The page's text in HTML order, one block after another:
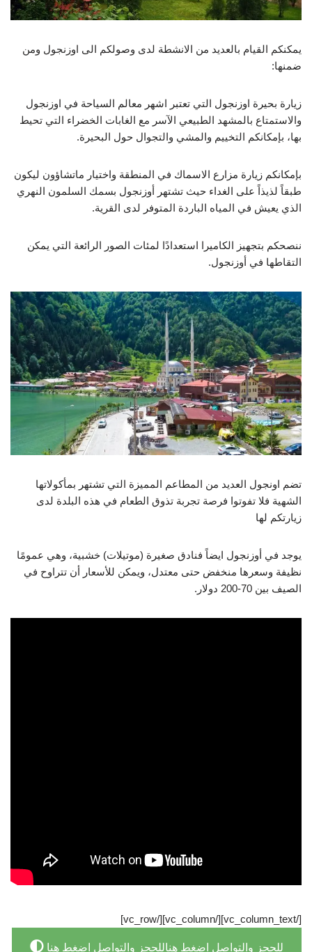
يمكنكم القيام بالعديد من الانشطة لدى وصولكم الى اوزنجول ومن
ضمنها:
زيارة بحيرة اوزنجول التي تعتبر اشهر معالم السياحة في اوزنجول
والاستمتاع بالمشهد الطبيعي الآسر مع الغابات الخضراء التي تحيط
بها، بإمكانكم التخييم والمشي والتجوال حول البحيرة.
بإمكانكم زيارة مزارع الاسماك في المنطقة واختيار ماتشاؤون ليكون
طبقاً لذيذاً على الغداء حيث تشتهر أوزنجول بسمك السلمون النهري
الذي يعيش في المياه الباردة المتوفر لدى القرية.
ننصحكم بتجهيز الكاميرا استعدادًا لمئات الصور الرائعة التي يمكن
التقاطها في أوزنجول.
تضم اونجول العديد من المطاعم المميزة التي تشتهر بمأكولاتها
الشهية فلا تفوتوا فرصة تجربة تذوق الطعام في هذه البلدة لدى
زيارتكم لها
يوجد في أوزنجول ايضاً فنادق صغيرة (موتيلات) خشبية، وهي عمومًا
نظيفة وسعرها منخفض حتى معتدل، ويمكن للأسعار أن تتراوح في
الصيف بين 70-200 دولار.
[/vc_column_text][/vc_column][/vc_row]
للحجز والتواصل اضغط هناللحجز والتواصل اضغط هنا